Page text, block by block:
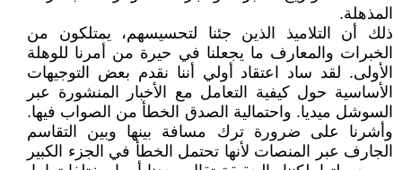
المذهلة.
ذلك أن التلاميذ الذين جئنا لتحسيسهم، يمتلكون من
الخبرات والمعارف ما يجعلنا في حيرة من أمرنا للوهلة
الأولى. لقد ساد اعتقاد أولي أننا نقدم بعض التوجيهات
الأساسية حول كيفية التعامل مع الأخبار المنشورة عبر
السوشل ميديا. واحتمالية الصدق الخطأ من الصواب فيها.
وأشرنا على ضرورة ترك مسافة بينها وبين التقاسم
الجارف عبر المنصات لأنها تحتمل الخطأ في الجزء الكبير